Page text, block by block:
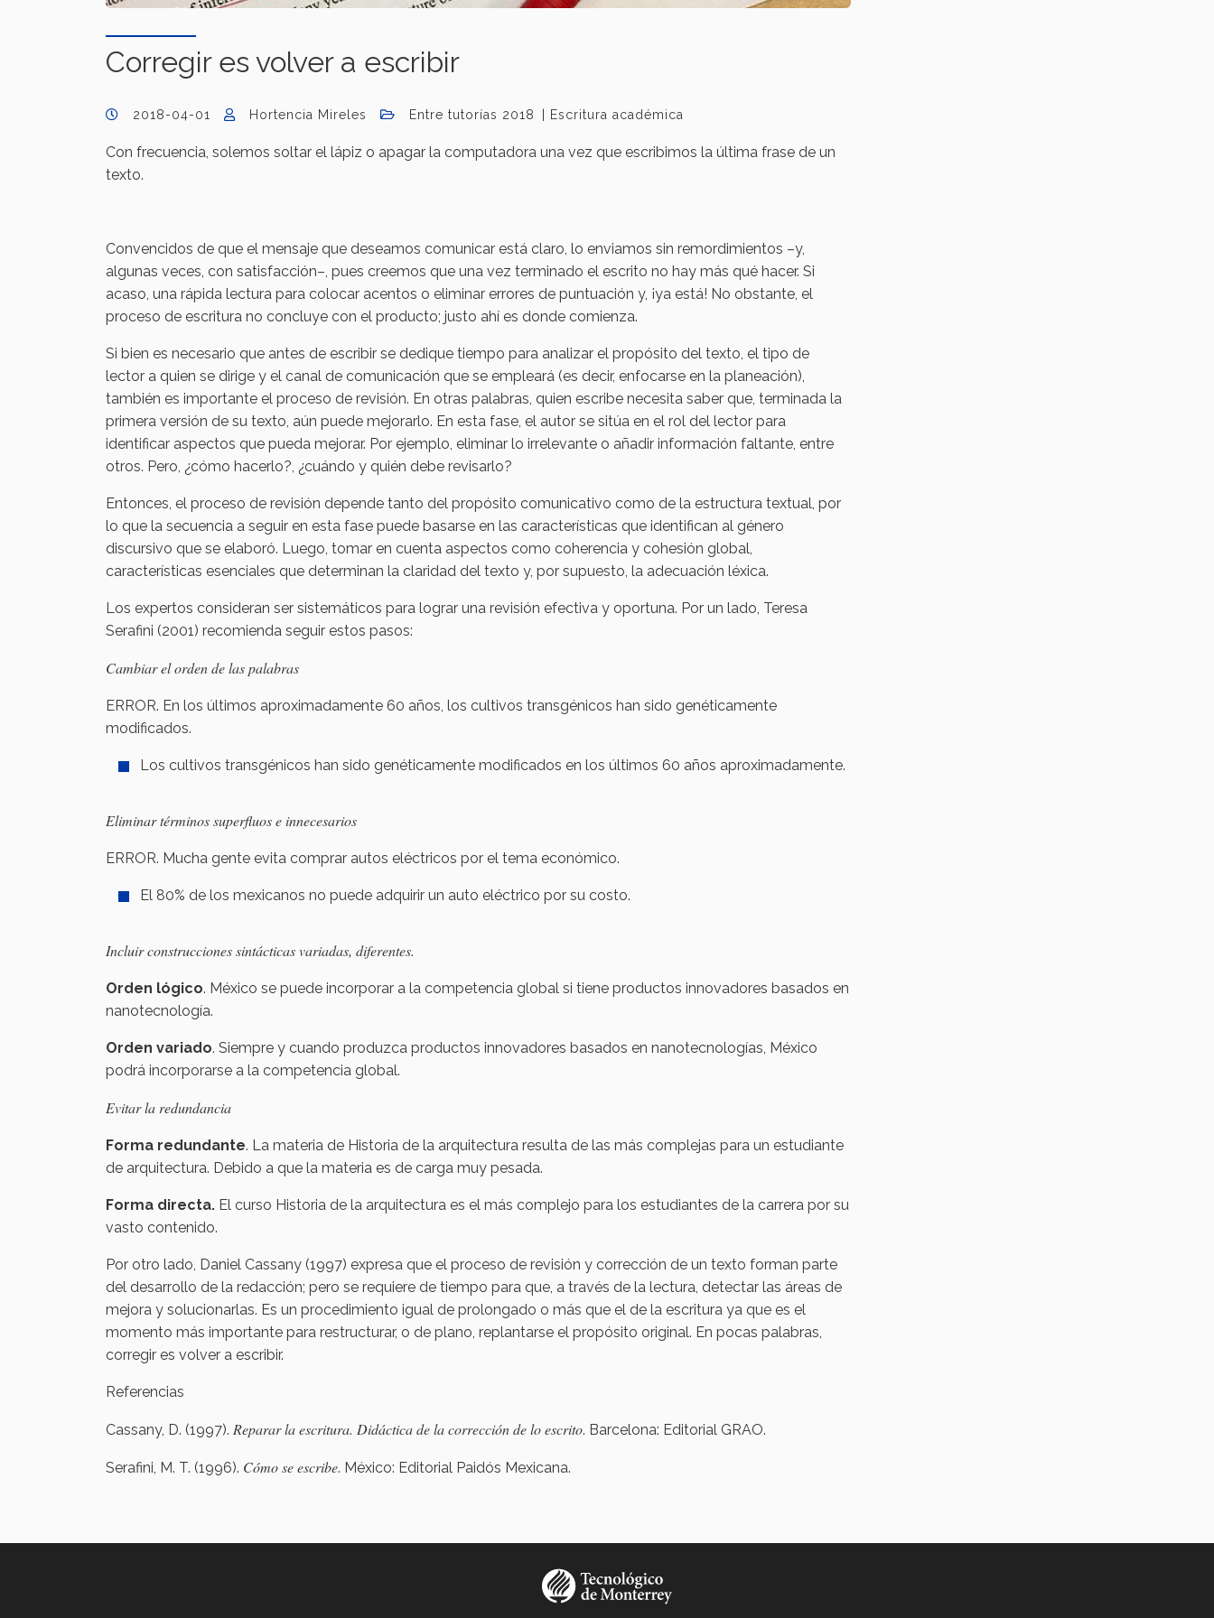
Corregir es volver a escribir
2018-04-01 Hortencia Mireles Entre tutorías 2018 Escritura académica
Con frecuencia, solemos soltar el lápiz o apagar la computadora una vez que escribimos la última frase de un
texto.
Convencidos de que el mensaje que deseamos comunicar está claro, lo enviamos sin remordimientos –y,
algunas veces, con satisfacción–, pues creemos que una vez terminado el escrito no hay más qué hacer. Si
acaso, una rápida lectura para colocar acentos o eliminar errores de puntuación y, ¡ya está! No obstante, el
proceso de escritura no concluye con el producto; justo ahí es donde comienza.
Si bien es necesario que antes de escribir se dedique tiempo para analizar el propósito del texto, el tipo de
lector a quien se dirige y el canal de comunicación que se empleará (es decir, enfocarse en la planeación),
también es importante el proceso de revisión. En otras palabras, quien escribe necesita saber que, terminada la
primera versión de su texto, aún puede mejorarlo. En esta fase, el autor se sitúa en el rol del lector para
identificar aspectos que pueda mejorar. Por ejemplo, eliminar lo irrelevante o añadir información faltante, entre
otros. Pero, ¿cómo hacerlo?, ¿cuándo y quién debe revisarlo?
Entonces, el proceso de revisión depende tanto del propósito comunicativo como de la estructura textual, por
lo que la secuencia a seguir en esta fase puede basarse en las características que identifican al género
discursivo que se elaboró. Luego, tomar en cuenta aspectos como coherencia y cohesión global,
características esenciales que determinan la claridad del texto y, por supuesto, la adecuación léxica.
Los expertos consideran ser sistemáticos para lograr una revisión efectiva y oportuna. Por un lado, Teresa
Serafini (2001) recomienda seguir estos pasos:
Cambiar el orden de las palabras
ERROR. En los últimos aproximadamente 60 años, los cultivos transgénicos han sido genéticamente
modificados.
Los cultivos transgénicos han sido genéticamente modificados en los últimos 60 años aproximadamente.
Eliminar términos superfluos e innecesarios
ERROR. Mucha gente evita comprar autos eléctricos por el tema económico.
El 80% de los mexicanos no puede adquirir un auto eléctrico por su costo.
Incluir construcciones sintácticas variadas, diferentes.
Orden lógico. México se puede incorporar a la competencia global si tiene productos innovadores basados en
nanotecnología.
Orden variado. Siempre y cuando produzca productos innovadores basados en nanotecnologías, México
podrá incorporarse a la competencia global.
Evitar la redundancia
Forma redundante. La materia de Historia de la arquitectura resulta de las más complejas para un estudiante
de arquitectura. Debido a que la materia es de carga muy pesada.
Forma directa. El curso Historia de la arquitectura es el más complejo para los estudiantes de la carrera por su
vasto contenido.
Por otro lado, Daniel Cassany (1997) expresa que el proceso de revisión y corrección de un texto forman parte
del desarrollo de la redacción; pero se requiere de tiempo para que, a través de la lectura, detectar las áreas de
mejora y solucionarlas. Es un procedimiento igual de prolongado o más que el de la escritura ya que es el
momento más importante para restructurar, o de plano, replantarse el propósito original. En pocas palabras,
corregir es volver a escribir.
Referencias
Cassany, D. (1997). Reparar la escritura. Didáctica de la corrección de lo escrito. Barcelona: Editorial GRAO.
Serafini, M. T. (1996). Cómo se escribe. México: Editorial Paidós Mexicana.